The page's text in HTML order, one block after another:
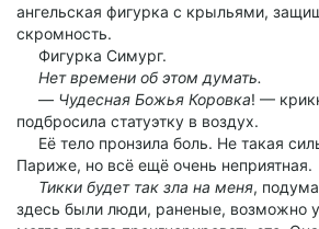
ангельская фигурка с крыльями,
скромность.
Фигурка Симург.
Нет времени об этом думать.
— Чудесная Божья Коровка! —
подбросила статуэтку в воздух.
Её тело пронзила боль. Не такая
Париже, но всё ещё очень неприятная.
Тикки будет так зла на меня,
здесь были люди, раненые, возможно